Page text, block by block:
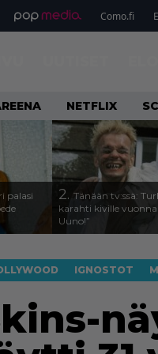
Como.fi
NETFLIX
palasi
2. Tänään tv:ssä:
karahti kiville vuonna
Uuno!”
IGNOSTOT